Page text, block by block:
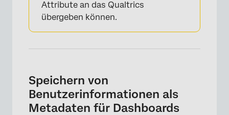
Attribute an das Qualtrics
übergeben können.
Speichern von
Benutzerinformationen als
Metadaten für Dashboards